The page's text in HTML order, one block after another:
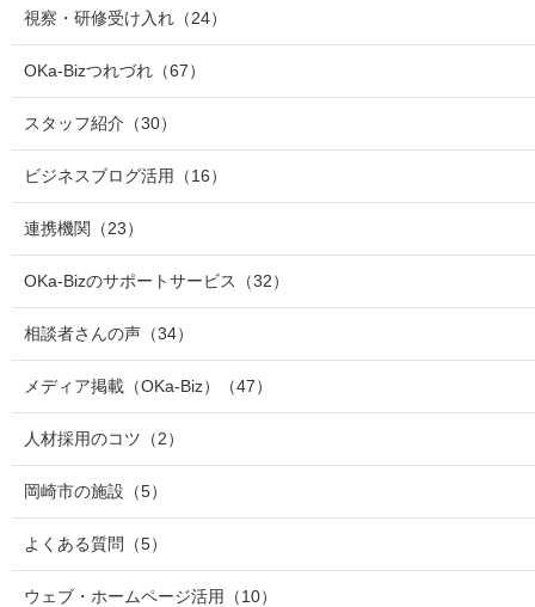
視察・研修受け入れ （24）
OKa-Bizつれづれ （67）
スタッフ紹介 （30）
ビジネスブログ活用 （16）
連携機関 （23）
OKa-Bizのサポートサービス （32）
相談者さんの声 （34）
メディア掲載（OKa-Biz） （47）
人材採用のコツ （2）
岡崎市の施設 （5）
よくある質問 （5）
ウェブ・ホームページ活用 （10）